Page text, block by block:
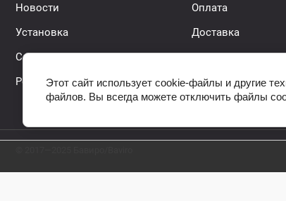
Новости
Оплата
Установка
Доставка
Самовывоз
Контакты
Регистрация
Акции
Этот сайт использует cookie-файлы и другие
файлов. Вы всегда можете отключить файлы